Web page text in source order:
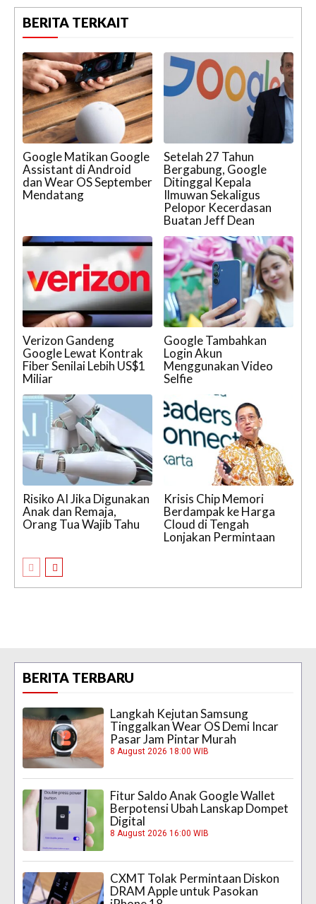
BERITA TERKAIT
Google Matikan Google
Assistant di Android
dan Wear OS September
Mendatang
Setelah 27 Tahun
Bergabung, Google
Ditinggal Kepala
Ilmuwan Sekaligus
Pelopor Kecerdasan
Buatan Jeff Dean
Verizon Gandeng
Google Lewat Kontrak
Fiber Senilai Lebih US$1
Miliar
Google Tambahkan
Login Akun
Menggunakan Video
Selfie
Risiko AI Jika Digunakan
Anak dan Remaja,
Orang Tua Wajib Tahu
Krisis Chip Memori
Berdampak ke Harga
Cloud di Tengah
Lonjakan Permintaan
BERITA TERBARU
Langkah Kejutan Samsung
Tinggalkan Wear OS Demi Incar
Pasar Jam Pintar Murah
8 August 2026 18:00 WIB
Fitur Saldo Anak Google Wallet
Berpotensi Ubah Lanskap Dompet
Digital
8 August 2026 16:00 WIB
CXMT Tolak Permintaan Diskon
DRAM Apple untuk Pasokan